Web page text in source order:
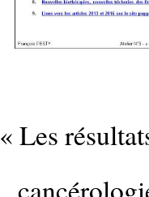
« Les